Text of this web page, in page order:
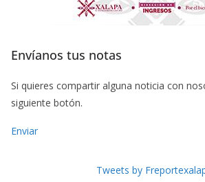
Envíanos tus notas
Si quieres compartir alguna noticia con
siguiente botón.
Enviar
Tweets by